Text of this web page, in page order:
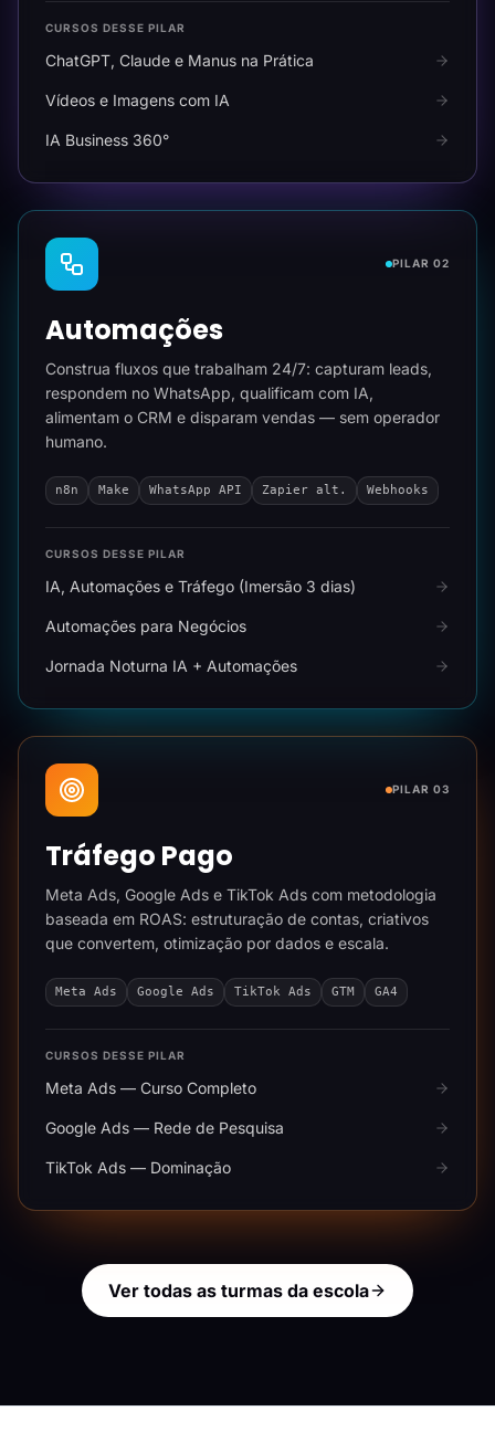
CURSOS DESSE PILAR
ChatGPT, Claude e Manus na Prática
Vídeos e Imagens com IA
IA Business 360°
PILAR 02
Automações
Construa fluxos que trabalham 24/7: capturam leads,
respondem no WhatsApp, qualificam com IA,
alimentam o CRM e disparam vendas — sem operador
humano.
n8n Make WhatsApp API Zapier alt. Webhooks
CURSOS DESSE PILAR
IA, Automações e Tráfego (Imersão 3 dias)
Automações para Negócios
Jornada Noturna IA + Automações
PILAR 03
Tráfego Pago
Meta Ads, Google Ads e TikTok Ads com metodologia
baseada em ROAS: estruturação de contas, criativos
que convertem, otimização por dados e escala.
Meta Ads Google Ads TikTok Ads GTM GA4
CURSOS DESSE PILAR
Meta Ads — Curso Completo
Google Ads — Rede de Pesquisa
TikTok Ads — Dominação
Ver todas as turmas da escola